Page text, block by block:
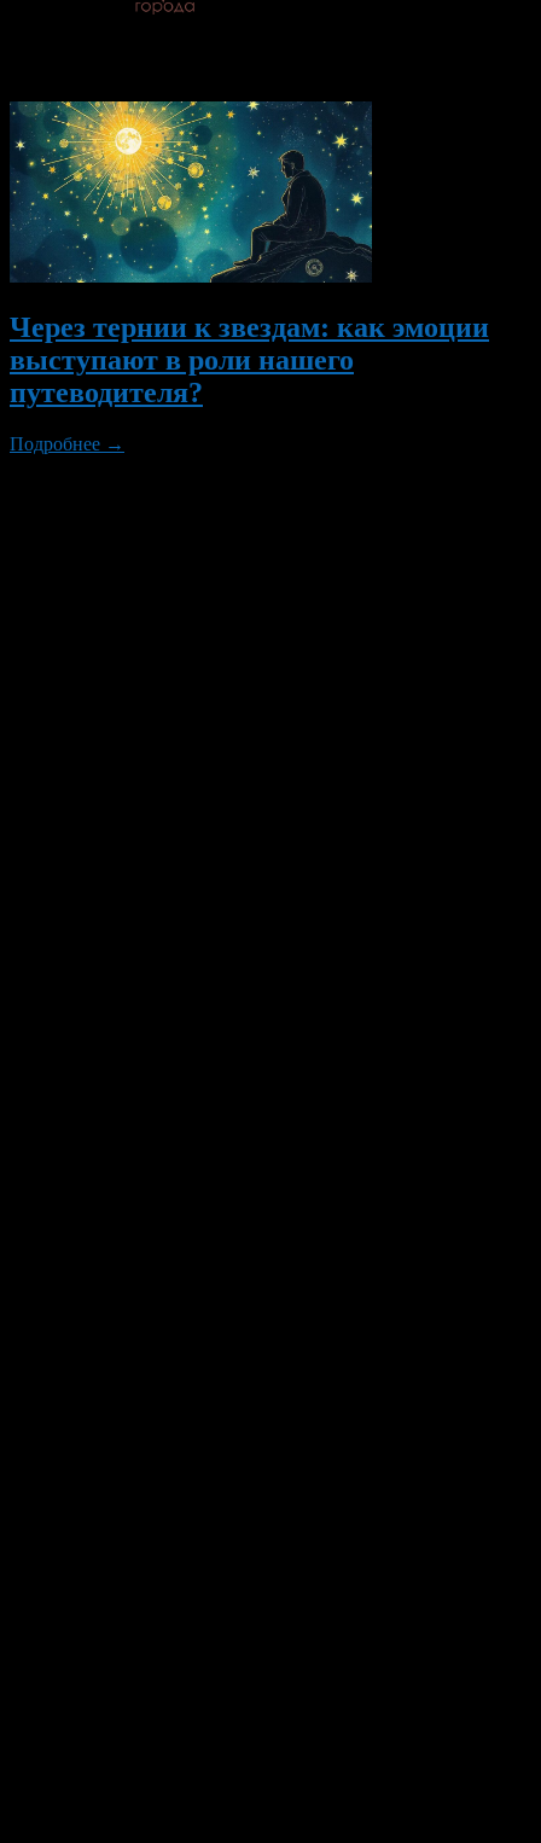
Через тернии к звездам: как эмоции
выступают в роли нашего
путеводителя?
Подробнее →